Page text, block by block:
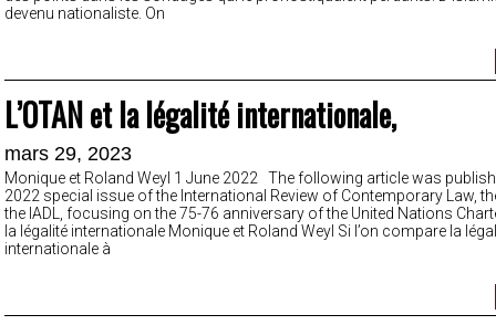
devenu nationaliste. On
L’OTAN et la légalité internationale,
mars 29, 2023
Monique et Roland Weyl 1 June 2022 The following article was
2022 special issue of the International Review of Contemporary Law,
the IADL, focusing on the 75-76 anniversary of the United Nations
la légalité internationale Monique et Roland Weyl Si l’on compare la
internationale à